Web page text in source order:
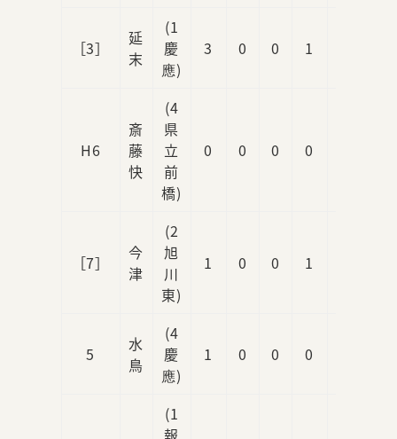
［3］
延
末
(1
慶
應)
3 0 0 1
H6
斎
藤
快
(4
県
立
前
橋)
0 0 0 0
［7］
今
津
(2
旭
川
東)
1 0 0 1
5
水
鳥
(4
慶
應)
1 0 0 0
(1
報